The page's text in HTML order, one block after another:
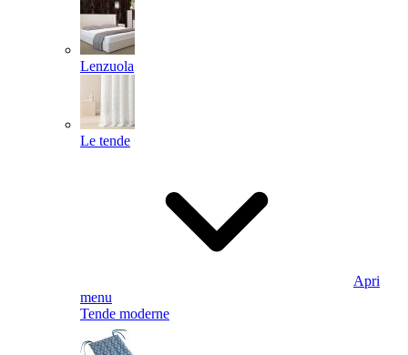
Lenzuola
Le tende
Apri
menu
Tende moderne